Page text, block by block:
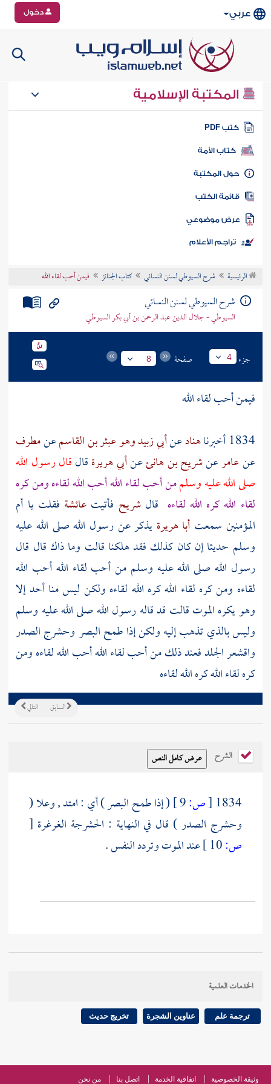
عربي دخول
المكتبة الإسلامية
كتب PDF
كتاب الأمة
المكتبة
الكتب
موضوعي
تراجم الأعلام
الرئيسية شرح السيوطي لسنن النسائي كتاب الجنائز فيمن أحب لقاء الله
شرح السيوطي لسنن النسائي
السيوطي - جلال الدين عبد الرحمن بن أبي بكر السيوطي
جزء 4 صفحة 8
فيمن أحب لقاء الله
1834 أخبرنا
هنادعنأبي زبيد وهو عبثر بن القاسمعنمطرف
عنعامرعنشريح بن هانئعنأبي هريرةقالقال رسول الله
صلى الله عليه وسلممن أحب لقاء الله أحب الله لقاءه ومن كره
لقاء الله كره الله لقاءه قالشريح فأتيت عائشة فقلت يا أم
المؤمنين سمعت أبا هريرة يذكر عن رسول الله صلى الله عليه
وسلم حديثا إن كان كذلك فقد هلكنا قالت وما ذاك قال قال
رسول الله صلى الله عليه وسلم من أحب لقاء الله أحب الله
لقاءه ومن كره لقاء الله كره الله لقاءه ولكن ليس منا أحد إلا
وهو يكره الموت قالت قد قاله رسول الله صلى الله عليه وسلم
وليس بالذي تذهب إليه ولكن إذا طمح البصر وحشرج الصدر
واقشعر الجلد فعند ذلك من أحب لقاء الله أحب الله لقاءه ومن
كره لقاء الله كره الله لقاءه
التالي السابق
الشرح
1834
[ص:
( إذا طمح البصر ) أي : امتد , وعلا (
وحشرج الصدر ) قال في النهاية : الحشرجة الغرغرة [
ص:
عند الموت وتردد النفس .
الخدمات العلمية
ترجمة علم عناوين الشجرة تخريج حديث
وثيقة الخصوصية اتفاقية الخدمة اتصل بنا من نحن